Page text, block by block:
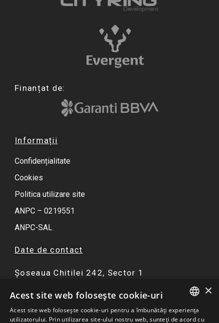
Finanțat de:
Informații
Confidențialitate
Cookies
Politica utilizare site
ANPC – 0219551
ANPC-SAL
Date de contact
Șoseaua Chitilei 242, Sector 1
F
a
c
I
n
s
Y
o
u
W
h
a
ROMANIAN
×
Acest site web folosește cookie-uri
Acest site web folosește cookie-uri pentru a îmbunătăți experiența
utilizatorului. Prin utilizarea site-ului nostru web, sunteți de acord cu